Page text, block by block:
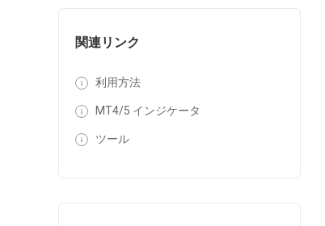
関連リンク
利用方法
MT4/5 インジケータ
ツール